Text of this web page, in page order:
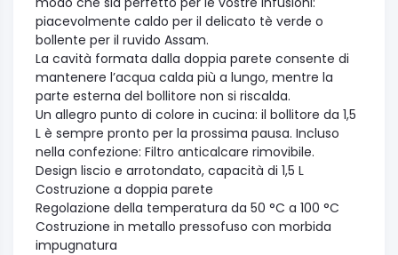
piacevolmente caldo per il delicato tè verde o
bollente per il ruvido Assam.
La cavità formata dalla doppia parete consente di
mantenere l’acqua calda più a lungo, mentre la
parte esterna del bollitore non si riscalda.
Un allegro punto di colore in cucina: il bollitore da 1,5
L è sempre pronto per la prossima pausa. Incluso
nella confezione: Filtro anticalcare rimovibile.
Design liscio e arrotondato, capacità di 1,5 L
Costruzione a doppia parete
Regolazione della temperatura da 50 °C a 100 °C
Costruzione in metallo pressofuso con morbida
impugnatura